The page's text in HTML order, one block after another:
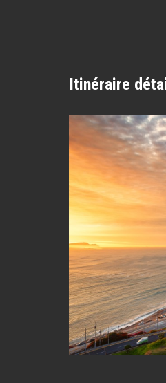
Itinéraire